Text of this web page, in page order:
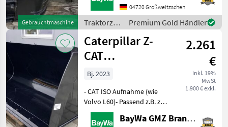
Gebrauchtmaschine
04720 Großweitzschen
Traktorzubehör
/
Caterpillar
Premium Gold Händler
Caterpillar Z-
CAT
ERDBAUSCHAUFEL
0,95 M³
2.261
€
inkl. 19%
MwSt
1.900 € exkl.
Bj. 2023
- CAT ISO Aufnahme (wie
Volvo L60)- Passend z.B. zu
CAT 906 Traktorzubehör
Sonstiges Traktorzubehör
BayWa GMZ Brandenburg /Sachsen